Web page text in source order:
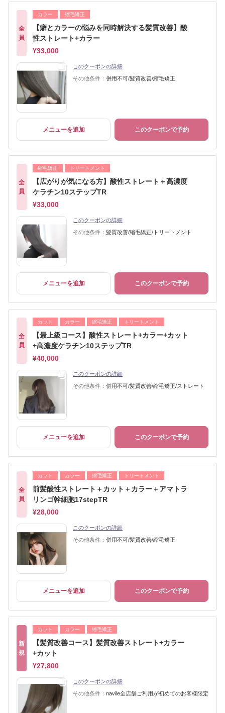
全
員
カラー 縮毛矯正
【癖とカラーの悩みを同時解決する髪質改善】酸
性ストレート+カラー
¥33,000
このクーポンの詳細
その他条件： 併用不可/髪質改善/縮毛矯正
メニューを追加 このクーポンで予約
全
員
縮毛矯正 トリートメント
【広がりが気になる方】酸性ストレート＋高濃度
ケラチン10ステップTR
¥33,000
このクーポンの詳細
その他条件： 髪質改善/縮毛矯正/トリートメント
メニューを追加 このクーポンで予約
全
員
カット カラー 縮毛矯正 トリートメント
【最上級コース】酸性ストレート+カラー+カット
+高濃度ケラチン10ステップTR
¥40,000
このクーポンの詳細
その他条件： 併用不可/髪質改善/縮毛矯正/ストレート
メニューを追加 このクーポンで予約
全
員
カット カラー 縮毛矯正 トリートメント
前髪酸性ストレート＋カット＋カラー＋アマトラ
リンゴ幹細胞17stepTR
¥28,000
このクーポンの詳細
その他条件： 併用不可/髪質改善/縮毛矯正
メニューを追加 このクーポンで予約
新
規
カット カラー 縮毛矯正
【髪質改善コース】髪質改善ストレート+カラー
+カット
¥27,800
このクーポンの詳細
その他条件： navile全店舗ご利用が初めてのお客様限定